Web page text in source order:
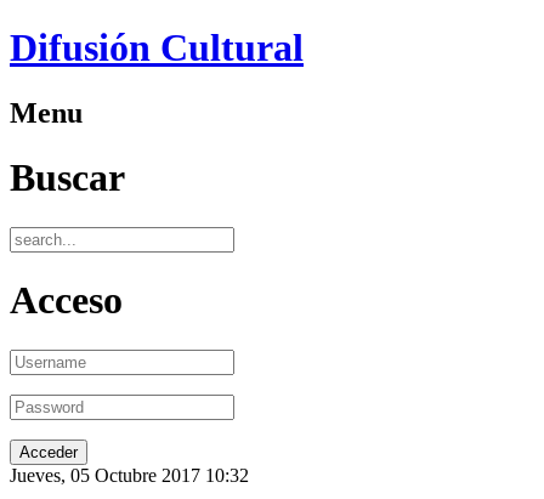
Difusión Cultural
Menu
Buscar
Acceso
Jueves, 05 Octubre 2017 10:32